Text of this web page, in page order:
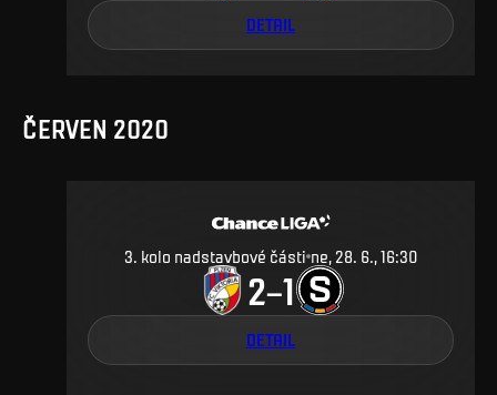
DETAIL
ČERVEN 2020
3. kolo nadstavbové části ne, 28. 6., 16:30
2–1
DETAIL